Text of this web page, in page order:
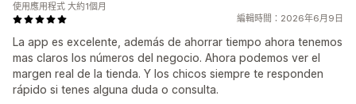
編輯時間：2026年6月9日
La app es excelente, además de ahorrar tiempo ahora tenemos
mas claros los números del negocio. Ahora podemos ver el
margen real de la tienda. Y los chicos siempre te responden
rápido si tenes alguna duda o consulta.
使用應用程式 大約1個月